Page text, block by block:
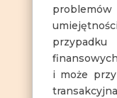
i może